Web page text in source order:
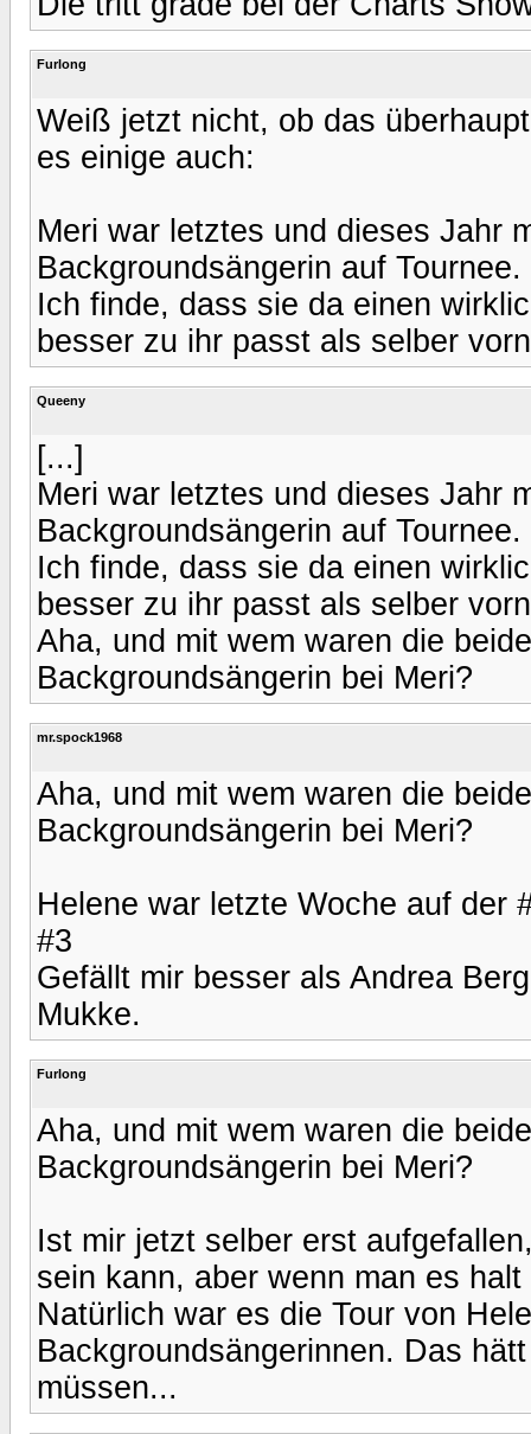
Furlong
Weiß jetzt nicht, ob das
es einige auch:
Meri war letztes und dieses Jahr
Backgroundsängerin auf Tournee.
Ich finde, dass sie da einen
besser zu ihr passt als selber
Queeny
[...]
Meri war letztes und dieses Jahr
Backgroundsängerin auf Tournee.
Ich finde, dass sie da einen
besser zu ihr passt als selber
Aha, und mit wem waren die
Backgroundsängerin bei Meri?
mr.spock1968
Aha, und mit wem waren die
Backgroundsängerin bei Meri?
Helene war letzte Woche auf der
#3
Gefällt mir besser als Andrea
Mukke.
Furlong
Aha, und mit wem waren die
Backgroundsängerin bei Meri?
Ist mir jetzt selber erst
sein kann, aber wenn man es
Natürlich war es die Tour von
Backgroundsängerinnen. Das
müssen...